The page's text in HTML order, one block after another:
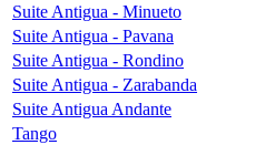
Suite Antigua - Minueto
Suite Antigua - Pavana
Suite Antigua - Rondino
Suite Antigua - Zarabanda
Suite Antigua Andante
Tango